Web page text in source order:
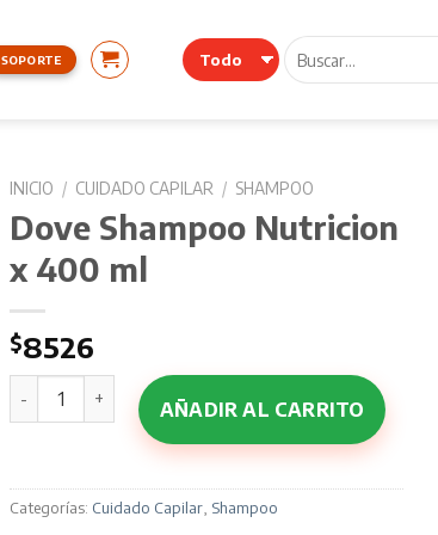
SOPORTE
Buscar
por:
INICIO / CUIDADO CAPILAR / SHAMPOO
Dove Shampoo Nutricion
x 400 ml
$8526
Dove Shampoo Nutricion x 400 ml cantidad
AÑADIR AL CARRITO
Categorías: Cuidado Capilar Shampoo